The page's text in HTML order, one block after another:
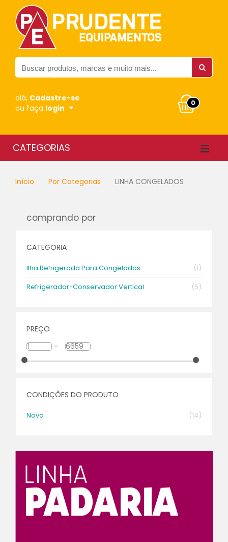
0
olá, Cadastre-se
ou faça login
CATEGORIAS
Início Por Categorias LINHA CONGELADOS
comprando por
CATEGORIA
Ilha Refrigerada Para Congelados
(1)
Refrigerador-Conservador Vertical
(5)
PREÇO
-
CONDIÇÕES DO PRODUTO
Novo (14)